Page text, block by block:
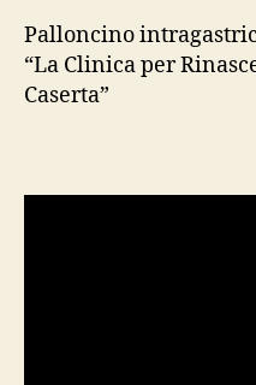
Palloncino
“La Clinica per
Caserta”